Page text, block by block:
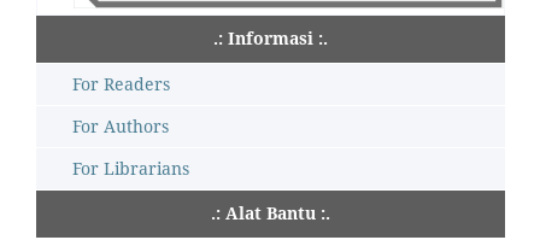
.: Informasi :.
For Readers
For Authors
For Librarians
.: Alat Bantu :.